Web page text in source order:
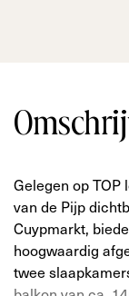
Gelegen op
van de Pijp
Cuypmarkt,
hoogwaardig
twee